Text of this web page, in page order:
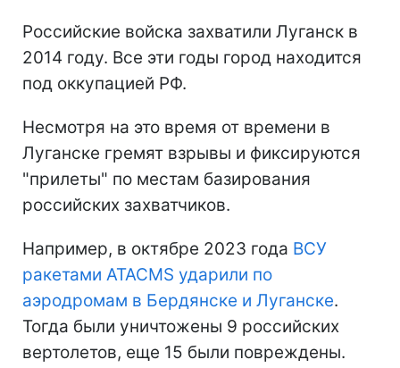
Российские войска захватили Луганск в
2014 году. Все эти годы город находится
под оккупацией РФ.
Несмотря на это время от времени в
Луганске гремят взрывы и фиксируются
"прилеты" по местам базирования
российских захватчиков.
Например, в октябре 2023 года ВСУ
ракетами ATACMS ударили по
аэродромам в Бердянске и Луганске.
Тогда были уничтожены 9 российских
вертолетов, еще 15 были повреждены.